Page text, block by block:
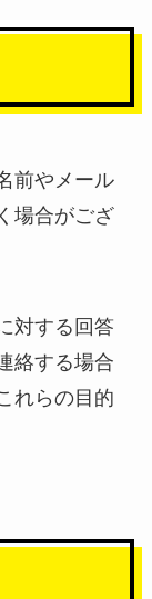
前やメール
場合がござ
対する回答
絡する場合
れらの目的